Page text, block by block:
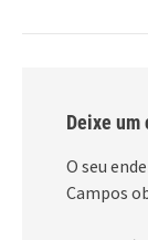
Deixe um
O seu
Campos